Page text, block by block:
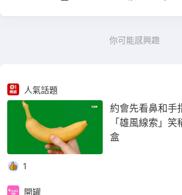
你可能感興趣
人氣話題
約會先看鼻和手
「雄風線索」
盒
1
開罐